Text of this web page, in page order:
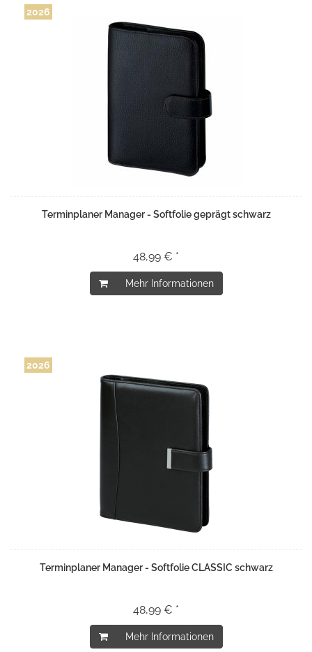
2026
Terminplaner Manager - Softfolie geprägt schwarz
48,99 € *
Mehr Informationen
2026
Terminplaner Manager - Softfolie CLASSIC schwarz
48,99 € *
Mehr Informationen